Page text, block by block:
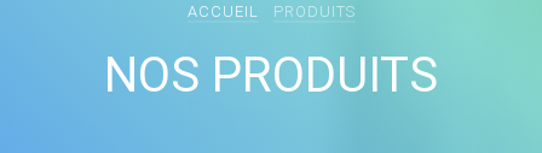
ACCUEIL PRODUITS
NOS PRODUITS